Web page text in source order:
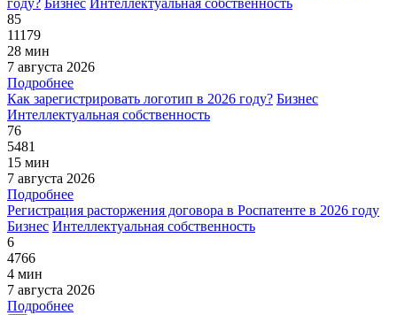
году? Бизнес Интеллектуальная собственность
85
11179
28 мин
7 августа 2026
Подробнее
Как зарегистрировать логотип в 2026 году? Бизнес
Интеллектуальная собственность
76
5481
15 мин
7 августа 2026
Подробнее
Регистрация расторжения договора в Роспатенте в 2026 году
Бизнес Интеллектуальная собственность
6
4766
4 мин
7 августа 2026
Подробнее